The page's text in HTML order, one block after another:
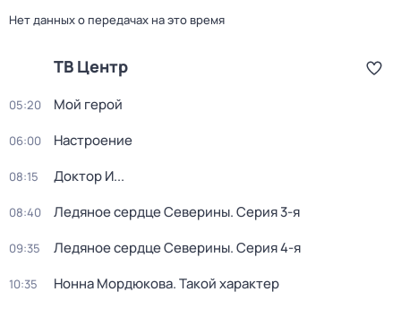
Нет данных о передачах на это время
ТВ Центр
05:20 Мой герой
06:00 Настроение
08:15 Доктор И...
08:40 Ледяное сердце Северины. Серия 3-я
09:35 Ледяное сердце Северины. Серия 4-я
10:35 Нонна Мордюкова. Такой характер